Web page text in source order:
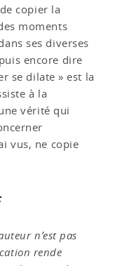
copier la
moments
ses diverses
encore dire
se dilate » est la
à la
vérité qui
vus, ne copie
n’est pas
rende